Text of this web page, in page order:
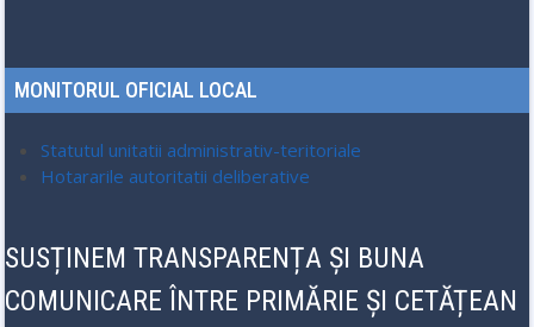
MONITORUL OFICIAL LOCAL
Statutul unitatii administrativ-teritoriale
Hotararile autoritatii deliberative
SUSȚINEM TRANSPARENȚA ȘI BUNA
COMUNICARE ÎNTRE PRIMĂRIE ȘI CETĂȚEAN